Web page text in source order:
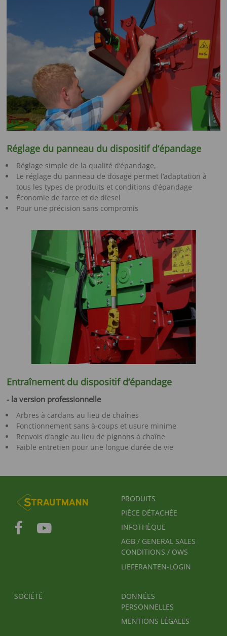
Réglage du panneau du dispositif d‘épandage
Réglage simple de la qualité d‘épandage,
Le réglage du panneau de dosage permet l‘adaptation à
tous les types de produits et conditions d‘épandage
Économie de force et de diesel
Pour une précision sans compromis
Entraînement du dispositif d‘épandage
- la version professionnelle
Arbres à cardans au lieu de chaînes
Fonctionnement sans à-coups et usure minime
Renvois d’angle au lieu de pignons à chaîne
Faible entretien pour une longue durée de vie
FUSSBEREICHSMENÜ
PRODUITS
PIÈCE DÉTACHÉE
INFOTHÈQUE
AGB / GENERAL SALES
CONDITIONS / OWS
LIEFERANTEN-LOGIN
FUSSBEREICH 2
SOCIÉTÉ FUSSBEREICH 3
DONNÉES
PERSONNELLES
MENTIONS LÉGALES